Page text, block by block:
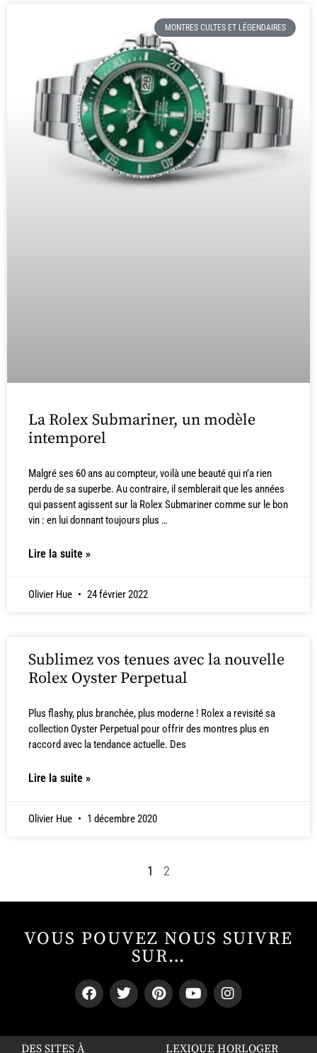
MONTRES CULTES ET LÉGENDAIRES
La Rolex Submariner, un modèle
intemporel
Malgré ses 60 ans au compteur, voilà une beauté qui n’a rien
perdu de sa superbe. Au contraire, il semblerait que les années
qui passent agissent sur la Rolex Submariner comme sur le bon
vin : en lui donnant toujours plus …
Lire la suite »
Olivier Hue 24 février 2022
Sublimez vos tenues avec la nouvelle
Rolex Oyster Perpetual
Plus flashy, plus branchée, plus moderne ! Rolex a revisité sa
collection Oyster Perpetual pour offrir des montres plus en
raccord avec la tendance actuelle. Des
Lire la suite »
Olivier Hue 1 décembre 2020
1 2
VOUS POUVEZ NOUS SUIVRE
SUR…
DES SITES À LEXIQUE HORLOGER